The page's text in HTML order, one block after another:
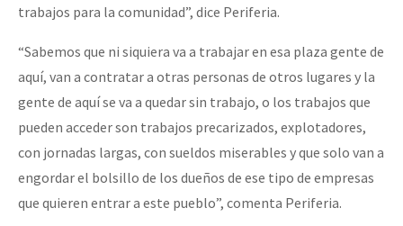
trabajos para la comunidad”, dice Periferia.
“Sabemos que ni siquiera va a trabajar en esa plaza gente de
aquí, van a contratar a otras personas de otros lugares y la
gente de aquí se va a quedar sin trabajo, o los trabajos que
pueden acceder son trabajos precarizados, explotadores,
con jornadas largas, con sueldos miserables y que solo van a
engordar el bolsillo de los dueños de ese tipo de empresas
que quieren entrar a este pueblo”, comenta Periferia.